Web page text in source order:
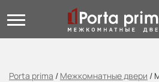
Porta prima / Межкомнатные двери /